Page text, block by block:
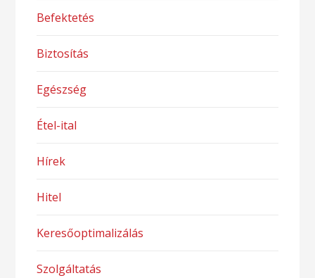
Befektetés
Biztosítás
Egészség
Étel-ital
Hírek
Hitel
Keresőoptimalizálás
Szolgáltatás